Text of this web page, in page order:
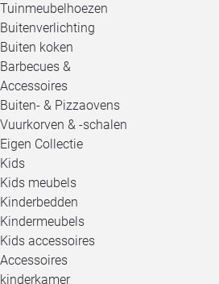
Tuinmeubelhoezen
Buitenverlichting
Buiten koken
Barbecues &
Accessoires
Buiten- & Pizzaovens
Vuurkorven & -schalen
Eigen Collectie
Kids
Kids meubels
Kinderbedden
Kindermeubels
Kids accessoires
Accessoires
kinderkamer